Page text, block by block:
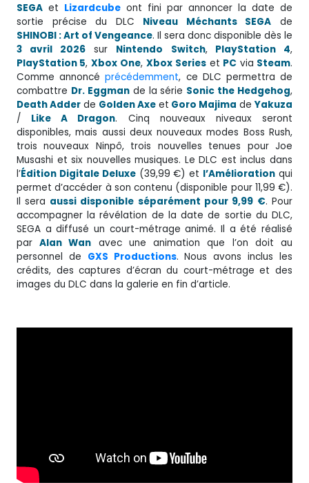
SEGA et Lizardcube ont fini par annoncer la date de
sortie précise du DLC Niveau Méchants SEGA de
SHINOBI : Art of Vengeance. Il sera donc disponible dès le
3 avril 2026 sur Nintendo Switch, PlayStation 4,
PlayStation 5, Xbox One, Xbox Series et PC via Steam.
Comme annoncéprécédemment, ce DLC permettra de
combattre Dr. Eggmande la série Sonic the Hedgehog,
Death Adder de Golden Axe et Goro Majima de Yakuza
/ Like A Dragon. Cinq nouveaux niveaux seront
disponibles, mais aussi deux nouveaux modes Boss Rush,
trois nouveaux Ninpô, trois nouvelles tenues pour Joe
Musashi et six nouvelles musiques. Le DLC est inclus dans
l’Édition Digitale Deluxe(39,99 €) et l’Amélioration qui
permet d’accéder à son contenu (disponible pour 11,99 €).
Il sera aussi disponible séparément pour 9,99 €. Pour
accompagner la révélation de la date de sortie du DLC,
SEGA a diffusé un court-métrage animé. Il a été réalisé
parAlan Wan avec une animation que l’on doit au
personnel de GXS Productions. Nous avons inclus les
crédits, des captures d’écran du court-métrage et des
images du DLC dans la galerie en fin d’article.